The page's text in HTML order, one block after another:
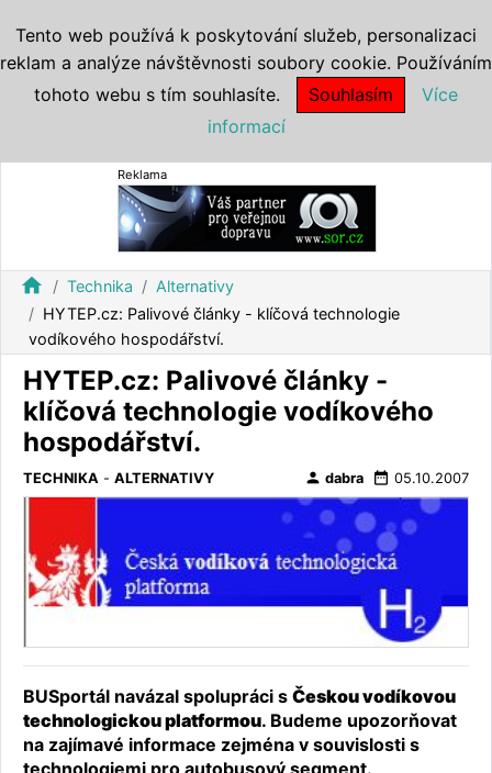
Reklama
home Technika
Alternativy
HYTEP.cz: Palivové články - klíčová technologie
vodíkového hospodářství.
HYTEP.cz: Palivové články -
klíčová technologie vodíkového
hospodářství.
TECHNIKA - ALTERNATIVY person dabra date_range 05.10.2007
BUSportál navázal spolupráci s Českou vodíkovou
technologickou platformou. Budeme upozorňovat
na zajímavé informace zejména v souvislosti s
technologiemi pro autobusový segment.
Tento web používá k poskytování služeb, personalizaci
reklam a analýze návštěvnosti soubory cookie. Používáním
tohoto webu s tím souhlasíte.
Souhlasím
Více
informací